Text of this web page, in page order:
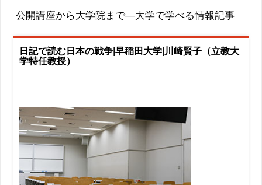
公開講座から大学院まで―大学で学べる情報記事
日記で読む日本の戦争|早稲田大学|川崎賢子（立教大
学特任教授）